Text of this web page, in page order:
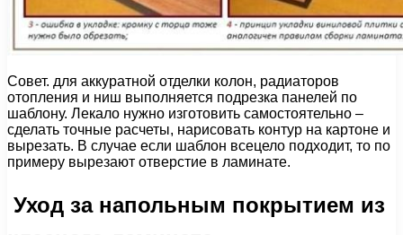
Совет. для аккуратной отделки колон, радиаторов
отопления и ниш выполняется подрезка панелей по
шаблону. Лекало нужно изготовить самостоятельно –
сделать точные расчеты, нарисовать контур на картоне и
вырезать. В случае если шаблон всецело подходит, то по
примеру вырезают отверстие в ламинате.
Уход за напольным покрытием из